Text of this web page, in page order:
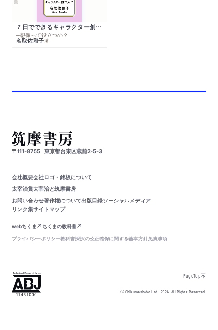
７日でできるキャラクター創作入門
─想像って役立つの？
名取佐和子著
〒111-8755 東京都台東区蔵前2-5-3
会社概要会社ロゴ・銘板について
太宰治賞太宰治と筑摩書房
お問い合わせ著作権について出版目録ソーシャルメディア
リンク集サイトマップ
webちくま
ちくまの教科書
プライバシーポリシー教科書採択の公正確保に関する基本方針免責事項
PageTop
© Chikumashobo Ltd.2024 All Rights Reserved.